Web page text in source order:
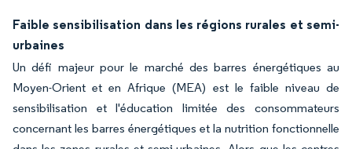
Faible sensibilisation dans les régions rurales et semi-
urbaines
Un défi majeur pour le marché des barres énergétiques au
Moyen-Orient et en Afrique (MEA) est le faible niveau de
sensibilisation et l'éducation limitée des consommateurs
concernant les barres énergétiques et la nutrition fonctionnelle